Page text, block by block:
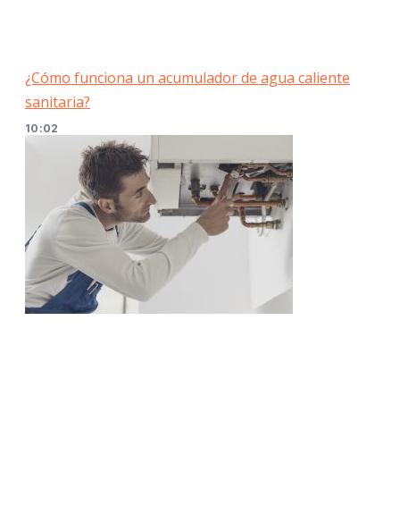
¿Cómo funciona un acumulador de agua caliente
sanitaria?
10:02